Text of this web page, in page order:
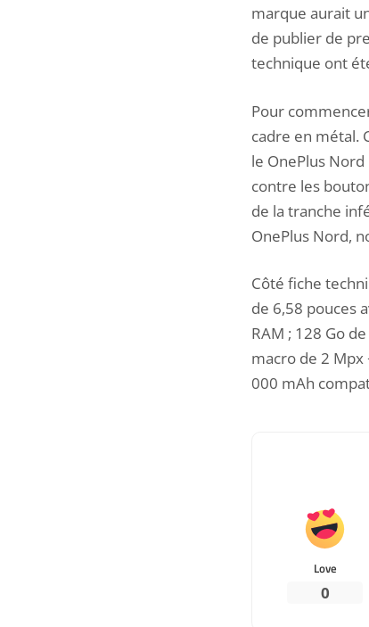
marque aurait
de publier de
technique ont
Pour
cadre en métal.
le OnePlus
contre les
de la tranche
OnePlus Nord,
Côté fiche
de 6,58 pouces
RAM ; 128 Go
macro de 2 Mpx
000 mAh
Love
0